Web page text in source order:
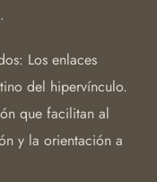
Los enlaces
del hipervínculo.
que facilitan al
y la orientación a